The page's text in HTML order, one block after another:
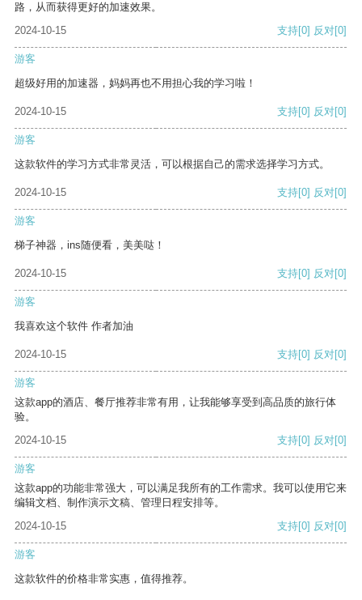
路，从而获得更好的加速效果。
2024-10-15
支持[0] 反对[0]
游客
超级好用的加速器，妈妈再也不用担心我的学习啦！
2024-10-15 支持[0] 反对[0]
游客
这款软件的学习方式非常灵活，可以根据自己的需求选择学习方式。
2024-10-15 支持[0] 反对[0]
游客
梯子神器，ins随便看，美美哒！
2024-10-15 支持[0] 反对[0]
游客
我喜欢这个软件 作者加油
2024-10-15 支持[0] 反对[0]
游客
这款app的酒店、餐厅推荐非常有用，让我能够享受到高品质的旅行体
验。
2024-10-15
支持[0] 反对[0]
游客
这款app的功能非常强大，可以满足我所有的工作需求。我可以使用它来
编辑文档、制作演示文稿、管理日程安排等。
2024-10-15
支持[0] 反对[0]
游客
这款软件的价格非常实惠，值得推荐。